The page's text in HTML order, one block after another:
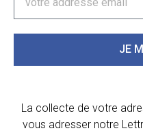
JE
La collecte de votre
vous adresser notre